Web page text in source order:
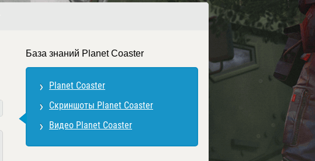
База знаний Planet Coaster
Planet Coaster
Скриншоты Planet Coaster
Видео Planet Coaster